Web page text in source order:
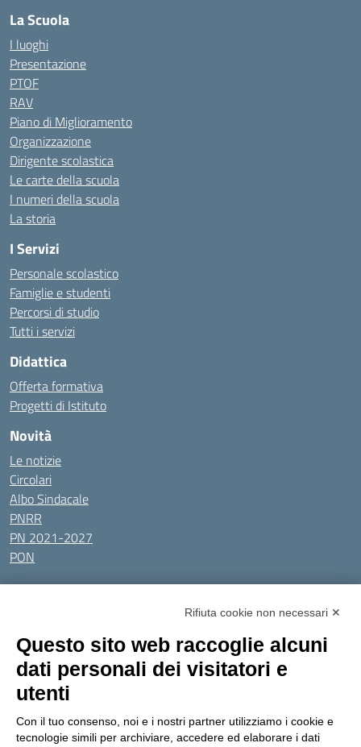
La Scuola
I luoghi
Presentazione
PTOF
RAV
Piano di Miglioramento
Organizzazione
Dirigente scolastica
Le carte della scuola
I numeri della scuola
La storia
I Servizi
Personale scolastico
Famiglie e studenti
Percorsi di studio
Tutti i servizi
Didattica
Offerta formativa
Progetti di Istituto
Novità
Le notizie
Circolari
Albo Sindacale
PNRR
PN 2021-2027
PON
Tutti gli argomenti
Amministrazione Trasparente
Privacy Policy
Dichiarazione di accessibilitàObiettivi di accessibilità
Seguici su:
Indirizzo:Via Gaetano Donizetti 30, Collegno
Rifiuta cookie non necessari ✕
Questo sito web raccoglie alcuni
dati personali dei visitatori e
utenti
Con il tuo consenso, noi e i nostri partner utilizziamo i cookie e
tecnologie simili per archiviare, accedere ed elaborare i dati